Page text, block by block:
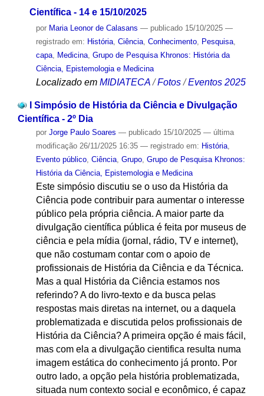
Científica - 14 e 15/10/2025
por Maria Leonor de Calasans — publicado15/10/2025 —
registrado em: História, Ciência, Conhecimento, Pesquisa,
capa, Medicina, Grupo de Pesquisa Khronos: História da
Ciência, Epistemologia e Medicina
Localizado em MIDIATECA /Fotos /Eventos 2025
I Simpósio de História da Ciência e Divulgação
Científica - 2º Dia
por Jorge Paulo Soares — publicado15/10/2025 — última
modificação26/11/2025 16:35 — registrado em: História,
Evento público, Ciência, Grupo, Grupo de Pesquisa Khronos:
História da Ciência, Epistemologia e Medicina
Este simpósio discutiu se o uso da História da
Ciência pode contribuir para aumentar o interesse
público pela própria ciência. A maior parte da
divulgação científica pública é feita por museus de
ciência e pela mídia (jornal, rádio, TV e internet),
que não costumam contar com o apoio de
profissionais de História da Ciência e da Técnica.
Mas a qual História da Ciência estamos nos
referindo? A do livro-texto e da busca pelas
respostas mais diretas na internet, ou a daquela
problematizada e discutida pelos profissionais de
História da Ciência? A primeira opção é mais fácil,
mas com ela a divulgação cientifica resulta numa
imagem estática do conhecimento já pronto. Por
outro lado, a opção pela história problematizada,
situada num contexto social e econômico, é capaz